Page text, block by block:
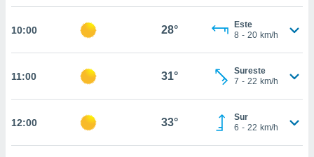
a la
todas
nuestros
CONFIGURACIÓN
10:00 28°
Este
8 - 20 km/h
11:00 31°
Sureste
7 - 22 km/h
12:00 33°
Sur
6 - 22 km/h